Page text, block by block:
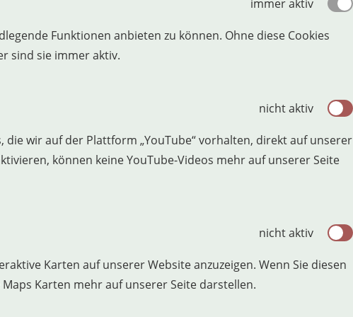
immer aktiv
Funktionen anbieten zu können. Ohne diese Cookies
sind sie immer aktiv.
nicht aktiv
die wir auf der Plattform „YouTube“ vorhalten, direkt auf unserer
können keine YouTube-Videos mehr auf unserer Seite
nicht aktiv
Karten auf unserer Website anzuzeigen. Wenn Sie diesen
Karten mehr auf unserer Seite darstellen.